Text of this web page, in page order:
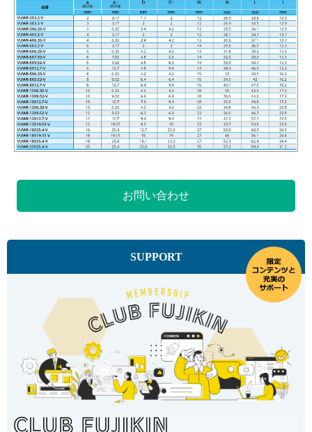
お問い合わせ
SUPPORT